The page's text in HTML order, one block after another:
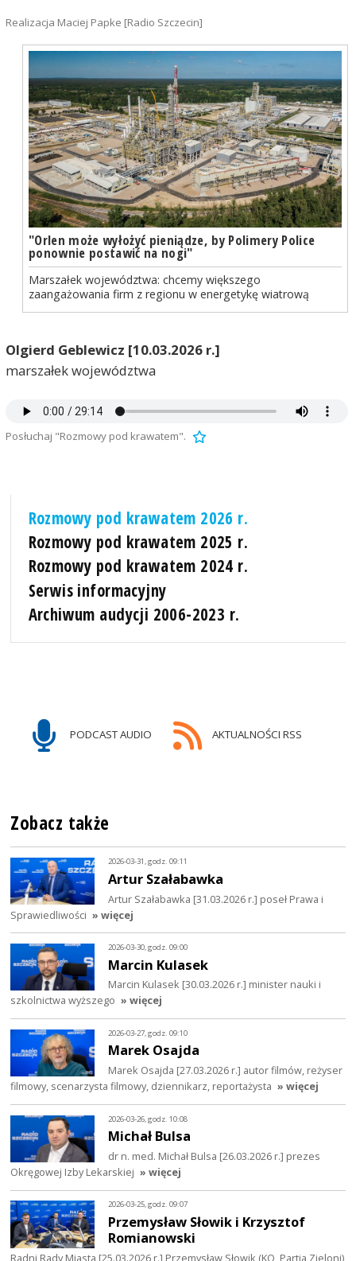
Realizacja Maciej Papke [Radio Szczecin]
"Orlen może wyłożyć pieniądze, by Polimery Police
ponownie postawić na nogi"
Marszałek województwa: chcemy większego
zaangażowania firm z regionu w energetykę wiatrową
Olgierd Geblewicz [10.03.2026 r.]
marszałek województwa
Posłuchaj "Rozmowy pod krawatem".
Rozmowy pod krawatem 2026 r.
Rozmowy pod krawatem 2025 r.
Rozmowy pod krawatem 2024 r.
Serwis informacyjny
Archiwum audycji 2006-2023 r.
PODCAST AUDIO AKTUALNOŚCI RSS
Zobacz także
2026-03-31, godz. 09:11
Artur Szałabawka
Artur Szałabawka [31.03.2026 r.] poseł Prawa i
Sprawiedliwości » więcej
2026-03-30, godz. 09:00
Marcin Kulasek
Marcin Kulasek [30.03.2026 r.] minister nauki i
szkolnictwa wyższego » więcej
2026-03-27, godz. 09:10
Marek Osajda
Marek Osajda [27.03.2026 r.] autor filmów, reżyser
filmowy, scenarzysta filmowy, dziennikarz, reportażysta » więcej
2026-03-26, godz. 10:08
Michał Bulsa
dr n. med. Michał Bulsa [26.03.2026 r.] prezes
Okręgowej Izby Lekarskiej » więcej
2026-03-25, godz. 09:07
Przemysław Słowik i Krzysztof
Romianowski
Radni Rady Miasta [25.03.2026 r.] Przemysław Słowik (KO, Partia Zieloni)